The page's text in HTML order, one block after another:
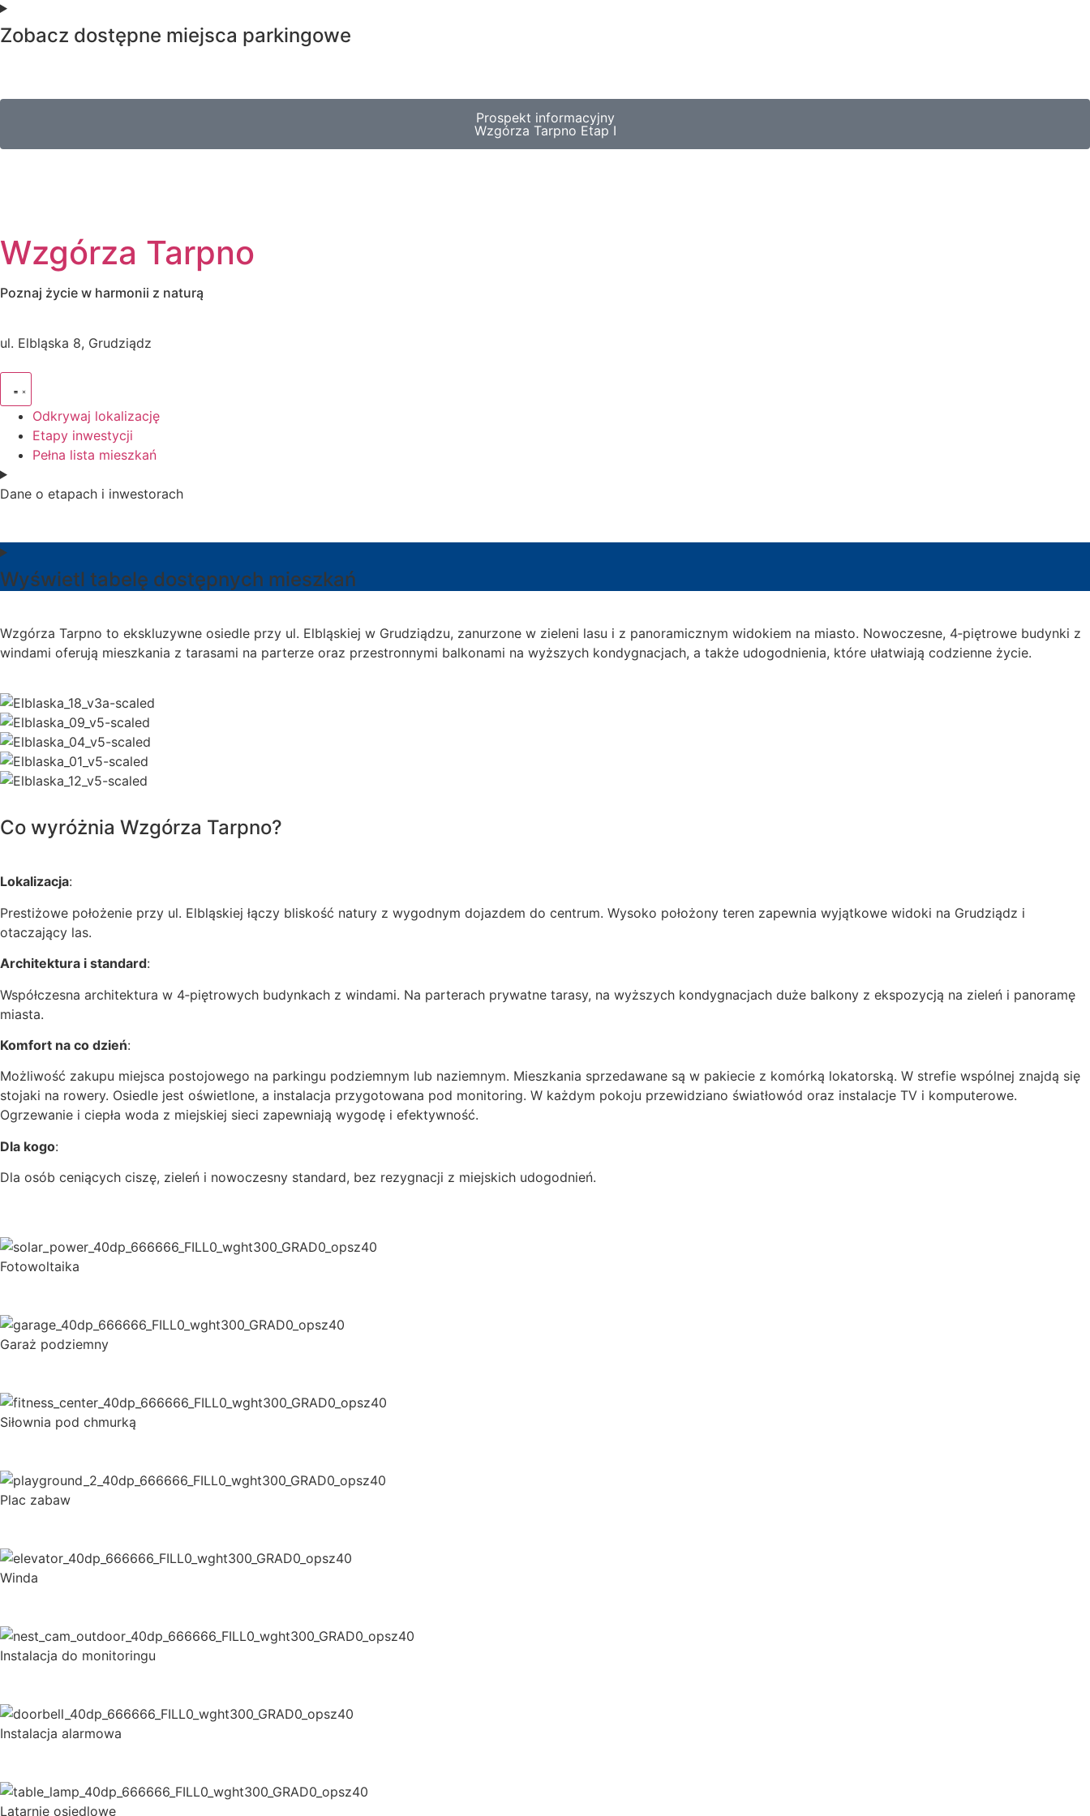
Zobacz dostępne miejsca parkingowe
Prospekt informacyjny
Wzgórza Tarpno Etap I
Wzgórza Tarpno
Poznaj życie w harmonii z naturą
ul. Elbląska 8, Grudziądz
Odkrywaj lokalizację
Etapy inwestycji
Pełna lista mieszkań
Dane o etapach i inwestorach
Wyświetl tabelę dostępnych mieszkań
Wzgórza Tarpno to ekskluzywne osiedle przy ul. Elbląskiej w Grudziądzu, zanurzone w zieleni lasu i z panoramicznym widokiem na miasto. Nowoczesne, 4‑piętrowe budynki z
windami oferują mieszkania z tarasami na parterze oraz przestronnymi balkonami na wyższych kondygnacjach, a także udogodnienia, które ułatwiają codzienne życie.
Co wyróżnia Wzgórza Tarpno?
Lokalizacja:
Prestiżowe położenie przy ul. Elbląskiej łączy bliskość natury z wygodnym dojazdem do centrum. Wysoko położony teren zapewnia wyjątkowe widoki na Grudziądz i
otaczający las.
Architektura i standard:
Współczesna architektura w 4‑piętrowych budynkach z windami. Na parterach prywatne tarasy, na wyższych kondygnacjach duże balkony z ekspozycją na zieleń i panoramę
miasta.
Komfort na co dzień:
Możliwość zakupu miejsca postojowego na parkingu podziemnym lub naziemnym. Mieszkania sprzedawane są w pakiecie z komórką lokatorską. W strefie wspólnej znajdą się
stojaki na rowery. Osiedle jest oświetlone, a instalacja przygotowana pod monitoring. W każdym pokoju przewidziano światłowód oraz instalacje TV i komputerowe.
Ogrzewanie i ciepła woda z miejskiej sieci zapewniają wygodę i efektywność.
Dla kogo:
Dla osób ceniących ciszę, zieleń i nowoczesny standard, bez rezygnacji z miejskich udogodnień.
Fotowoltaika
Garaż podziemny
Siłownia pod chmurką
Plac zabaw
Winda
Instalacja do monitoringu
Instalacja alarmowa
Latarnie osiedlowe